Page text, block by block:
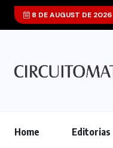
8 DE AUGUST DE 2026
Home Editorias